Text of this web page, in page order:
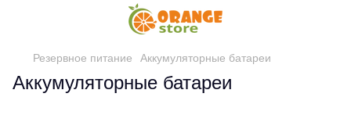
Резервное питание Аккумуляторные батареи
Аккумуляторные батареи